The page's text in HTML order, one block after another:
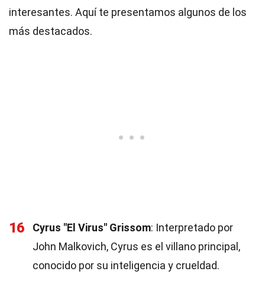
interesantes. Aquí te presentamos algunos de los
más destacados.
16 Cyrus "El Virus" Grissom: Interpretado por
John Malkovich, Cyrus es el villano principal,
conocido por su inteligencia y crueldad.